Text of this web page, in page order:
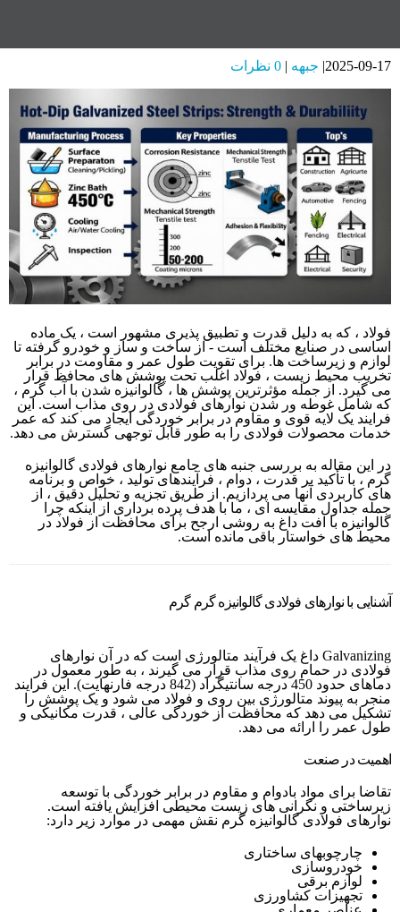
2025-09-17 جبهه 0 نظرات
فولاد ، که به دلیل قدرت و تطبیق پذیری مشهور است ، یک ماده
اساسی در صنایع مختلف است - از ساخت و ساز و خودرو گرفته تا
لوازم و زیرساخت ها. برای تقویت طول عمر و مقاومت در برابر
تخریب محیط زیست ، فولاد اغلب تحت پوشش های محافظ قرار
می گیرد. از جمله مؤثرترین پوشش ها ، گالوانیزه شدن با آب گرم ،
که شامل غوطه ور شدن نوارهای فولادی در روی مذاب است. این
فرایند یک لایه قوی و مقاوم در برابر خوردگی ایجاد می کند که عمر
خدمات محصولات فولادی را به طور قابل توجهی گسترش می دهد.
در این مقاله به بررسی جنبه های جامع نوارهای فولادی گالوانیزه
گرم ، با تأکید بر قدرت ، دوام ، فرآیندهای تولید ، خواص و برنامه
های کاربردی آنها می پردازیم. از طریق تجزیه و تحلیل دقیق ، از
جمله جداول مقایسه ای ، ما با هدف پرده برداری از اینكه چرا
گالوانیزه با افت داغ به روشی ارجح برای محافظت از فولاد در
محیط های خواستار باقی مانده است.
آشنایی با نوارهای فولادی گالوانیزه گرم گرم
Galvanizing داغ یک فرآیند متالورژی است که در آن نوارهای
فولادی در حمام روی مذاب قرار می گیرند ، به طور معمول در
دماهای حدود 450 درجه سانتیگراد (842 درجه فارنهایت). این فرایند
منجر به پیوند متالورژی بین روی و فولاد می شود و یک پوشش را
تشکیل می دهد که محافظت از خوردگی عالی ، قدرت مکانیکی و
طول عمر را ارائه می دهد.
اهمیت در صنعت
تقاضا برای مواد بادوام و مقاوم در برابر خوردگی با توسعه
زیرساختی و نگرانی های زیست محیطی افزایش یافته است.
نوارهای فولادی گالوانیزه گرم نقش مهمی در موارد زیر دارد:
چارچوبهای ساختاری
خودروسازی
لوازم برقی
تجهیزات کشاورزی